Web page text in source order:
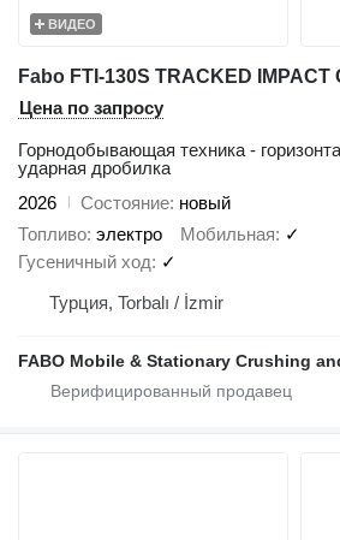
ВИДЕО
Цена по запросу
Горнодобывающая техника -
ударная дробилка
2026
Состояние новый
Топливо электро Мобильная
✓
Гусеничный ход
✓
Турция, Torbalı / İzmir